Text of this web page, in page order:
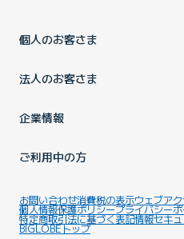
個人のお客さま
法人のお客さま
企業情報
ご利用中の方
お問い合わせ消費税の表示ウェブア
個人情報保護ポリシープライバシー
特定商取引法に基づく表記情報セキ
BIGLOBEトップ